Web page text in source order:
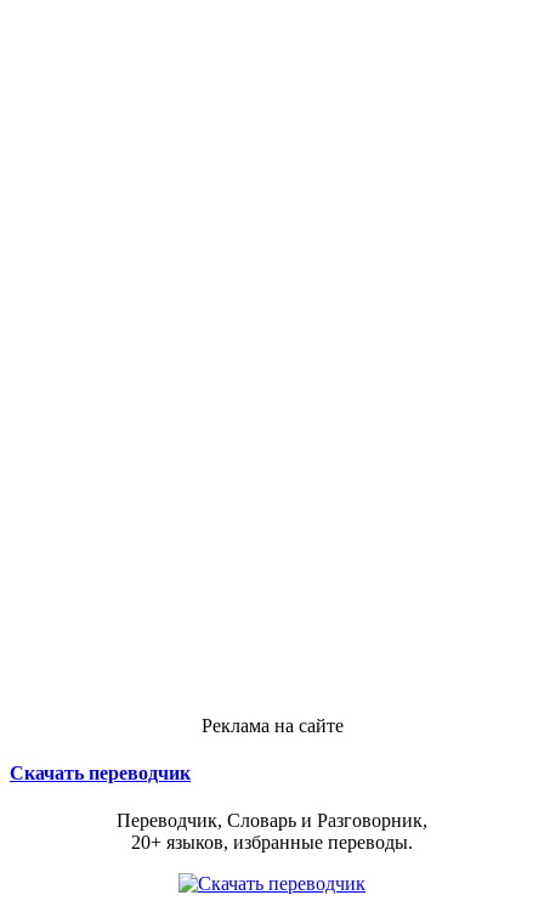
Реклама на сайте
Скачать переводчик
Переводчик, Словарь и Разговорник,
20+ языков, избранные переводы.